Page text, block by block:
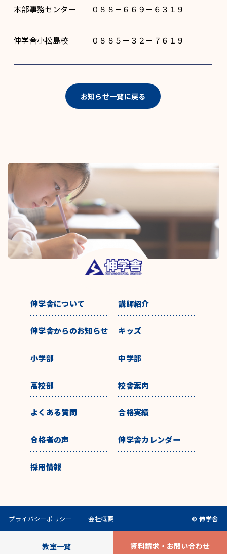
教室一覧 資料請求・お問い合わせ
本部事務センター ０８８－６６９－６３１９
伸学舎小松島校 ０８８５－３２－７６１９
お知らせ一覧に戻る
伸学舎について 講師紹介
伸学舎からのお知らせ キッズ
小学部 中学部
高校部 校舎案内
よくある質問 合格実績
合格者の声 伸学舎カレンダー
採用情報
プライバシーポリシー 会社概要 © 伸学舎